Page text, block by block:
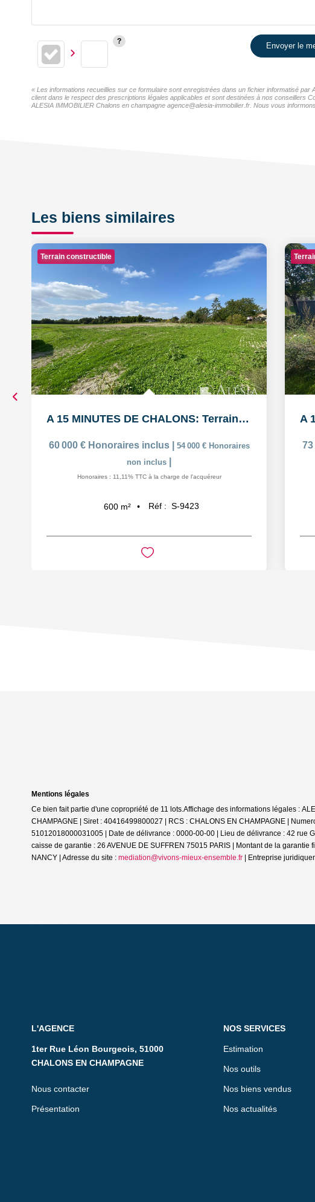
Envoyer le
« Les informations recueillies sur ce formulaire sont enregistrées dans un fichier informatisé
client dans le respect des prescriptions légales applicables et sont destinées à nos conseillers
ALESIA IMMOBILIER Chalons en champagne agence@alesia-immobilier.fr. Nous vous
Les biens similaires
Terrain constructible
A 15 MINUTES DE CHALONS: Terrain à bâtir viabilisé de 600m²
60 000 € Honoraires inclus 54 000 € Honoraires
non inclus
Honoraires : 11,11% TTC à la charge de l'acquéreur
600 m² Réf : S-9423
73
Mentions légales
Ce bien fait partie d'une copropriété de 11 lots.Affichage des informations légales :
CHAMPAGNE | Siret : 40416499800027 | RCS : CHALONS EN CHAMPAGNE |
51012018000031005 | Date de délivrance : 0000-00-00 | Lieu de délivrance : 42 rue
caisse de garantie : 26 AVENUE DE SUFFREN 75015 PARIS | Montant de la
NANCY | Adresse du site : mediation@vivons-mieux-ensemble.fr Entreprise
L'AGENCE
1ter Rue Léon Bourgeois, 51000
CHALONS EN CHAMPAGNE
Nous contacter
Présentation
NOS SERVICES
Estimation
Nos outils
Nos biens vendus
Nos actualités